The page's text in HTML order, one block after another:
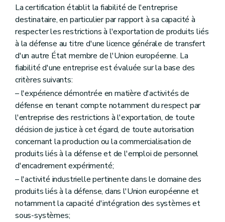
La certification établit la fiabilité de l'entreprise
destinataire, en particulier par rapport à sa capacité à
respecter les restrictions à l'exportation de produits liés
à la défense au titre d'une licence générale de transfert
d'un autre État membre de l'Union européenne. La
fiabilité d'une entreprise est évaluée sur la base des
critères suivants:
– l'expérience démontrée en matière d'activités de
défense en tenant compte notamment du respect par
l'entreprise des restrictions à l'exportation, de toute
décision de justice à cet égard, de toute autorisation
concernant la production ou la commercialisation de
produits liés à la défense et de l'emploi de personnel
d'encadrement expérimenté;
– l'activité industrielle pertinente dans le domaine des
produits liés à la défense, dans l'Union européenne et
notamment la capacité d'intégration des systèmes et
sous-systèmes;